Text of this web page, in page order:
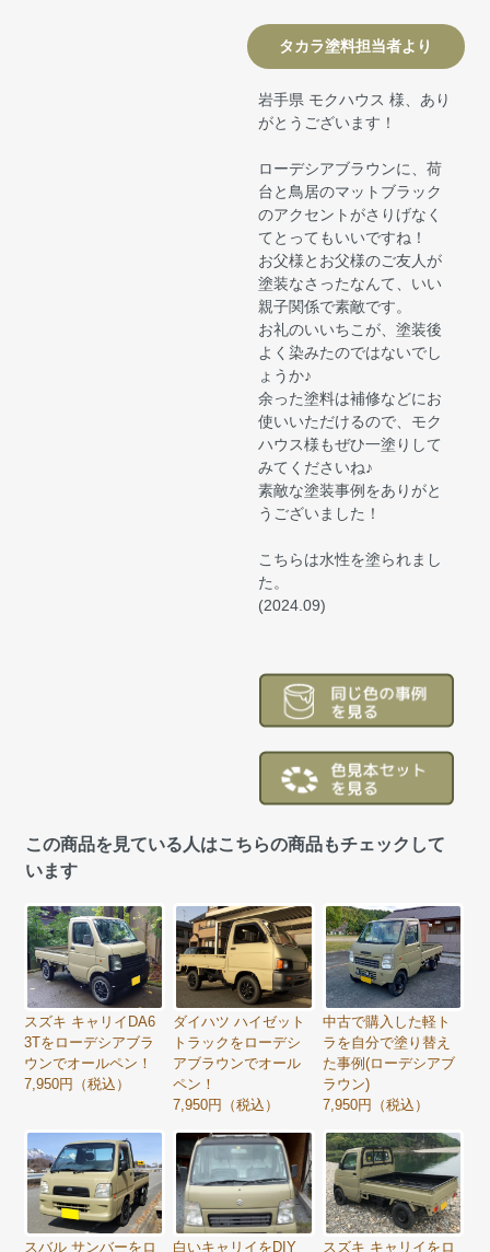
タカラ塗料担当者より
岩手県 モクハウス 様、あり
がとうございます！
ローデシアブラウンに、荷
台と鳥居のマットブラック
のアクセントがさりげなく
てとってもいいですね！
お父様とお父様のご友人が
塗装なさったなんて、いい
親子関係で素敵です。
お礼のいいちこが、塗装後
よく染みたのではないでし
ょうか♪
余った塗料は補修などにお
使いいただけるので、モク
ハウス様もぜひ一塗りして
みてくださいね♪
素敵な塗装事例をありがと
うございました！
こちらは水性を塗られまし
た。
(2024.09)
この商品を見ている人はこちらの商品もチェックして
います
スズキ キャリイDA6
3Tをローデシアブラ
ウンでオールペン！
7,950円（税込）
ダイハツ ハイゼット
トラックをローデシ
アブラウンでオール
ペン！
7,950円（税込）
中古で購入した軽ト
ラを自分で塗り替え
た事例(ローデシアブ
ラウン)
7,950円（税込）
スバル サンバーをロ
白いキャリイをDIY
スズキ キャリイをロ